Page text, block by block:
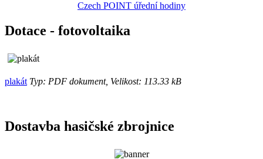
Czech POINT úřední hodiny
Dotace - fotovoltaika
plakát Typ: PDF dokument, Velikost: 113.33 kB
Dostavba hasičské zbrojnice